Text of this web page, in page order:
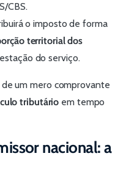
CBS.
o imposto de forma
territorial dos
do serviço.
um mero comprovante
tributário em tempo
nacional: a